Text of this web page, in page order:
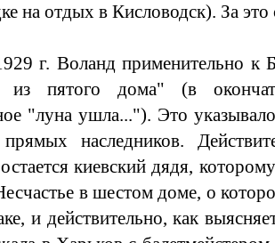
на отдых в Кисловодск). За это
г. Воланд применительно к
пятого дома" (в
"луна ушла..."). Это
наследников.
киевский дядя,
в шестом доме, о
и действительно, как